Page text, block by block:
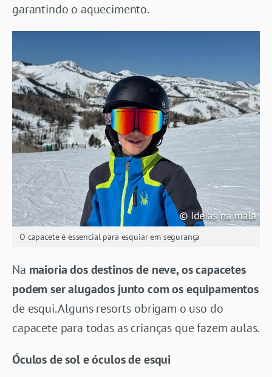
garantindo o aquecimento.
O capacete é essencial para esquiar em segurança
Na maioria dos destinos de neve, os capacetes
podem ser alugados junto com os equipamentos
de esqui. Alguns resorts obrigam o uso do
capacete para todas as crianças que fazem aulas.
Óculos de sol e óculos de esqui